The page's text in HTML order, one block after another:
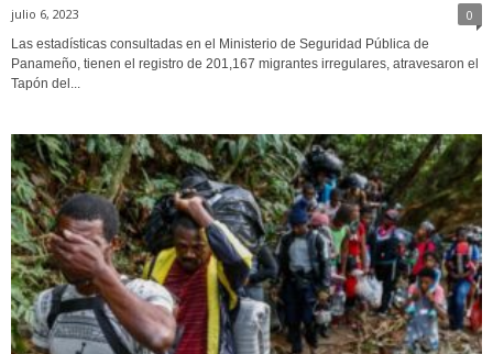
julio 6, 2023 0
Las estadísticas consultadas en el Ministerio de Seguridad Pública de
Panameño, tienen el registro de 201,167 migrantes irregulares, atravesaron el
Tapón del...